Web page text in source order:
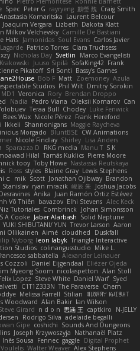
Spec Peter G rayryeng 鸝瑩 魏 Craig Smith
Anastasia Komaritska Laurent Belcour
Joaquim Vergara Lizbeth Dakota Klatt
Milkov Velchevsky Camille De Bastiani
Hats Jamonidas Soul Evans Carlos Javier
Patricio Torres Clara Truchsess
Nicholas Day Svetlin
Marco Evangelisti
Juuso Sipilä SofaKing42 Frank
Pikatoff Sri Sonti Bassy's Games
Bob F Matt Zoemoney Azula
Studios Phil Wilt Dmitry Sorokin
MD1 Veronica Rory Brendan Droppo
Nadia Pedro Viana Oleksii Komarov Can
Teraa Bull Chodey Luke Fenwick
Bees Wax Nicole Pérez Frank Hereford
Ikkeii Shannonigans Maggie Raycheva
Morgado BluntBSE CW Animations
Nicole Findlay Shirley Lisa Anders
Sparazza D RKG media Manu T S K
Hilal Tamás Kuklics Pierre Moore
tooy Toby Howe Nastassia Reutskaya
Ross styles Blaine Gray Lewis Stephens
c: mik Scott Jonathan Ojibway Brandon
Stanislav ryan mrazik 峻辰 朱
Joshua Jacobs
Anika Juan Ramón Ortiz Estévez
Võ Thiên bavazov Elhi Stevens Alec Keck
Tutoriales Combrinck Johan Simonsson
S A Cooke Jaber Alarbash Solid Neptune
YUKI SHIBUTANI/ YUN Trevor Larson Aaron
Ollikainen Aimé cloudhed
Duskfall
Nyborg leon labyk Triangle Interactive
Studios colinangusstudio Mike L.
sabbatella Alexander Leinauer
Cozzoli Daniel Eijgendaal Eliézer Ojeda
Myeong Soom nicolaspetton Alan Stoll
Lopez Steve White Daniel Warf Syed
C1T1Z333N The Paraverse Chem
Melissa Farrell Stilian ꌃ꒒ꀎꋪꋪꌩ ꀘꈤꀤꁅꃅ꓄
Woodward Alan Bakir Ian Wilson
Girard n d o n 思涵 王 captkiro
N-JELLY
Rodrigo Silva adelaide begalli
Gipe coshichi Sounds And Dungeons
Joseph Krzywoszyja Nathanaël Platz
Inês Sousa Fennec gaggle Digital Prophet
Walter Weaver Alex Stephens